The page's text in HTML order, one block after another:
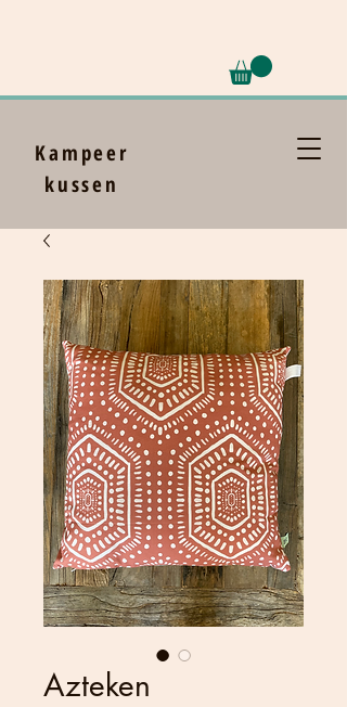
Kampeer
kussen
Azteken